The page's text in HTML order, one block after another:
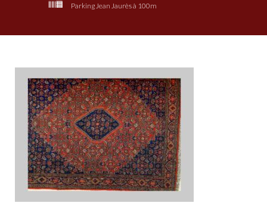
Parking Jean Jaurès à 100m
L'Odyssée
du
Tapis